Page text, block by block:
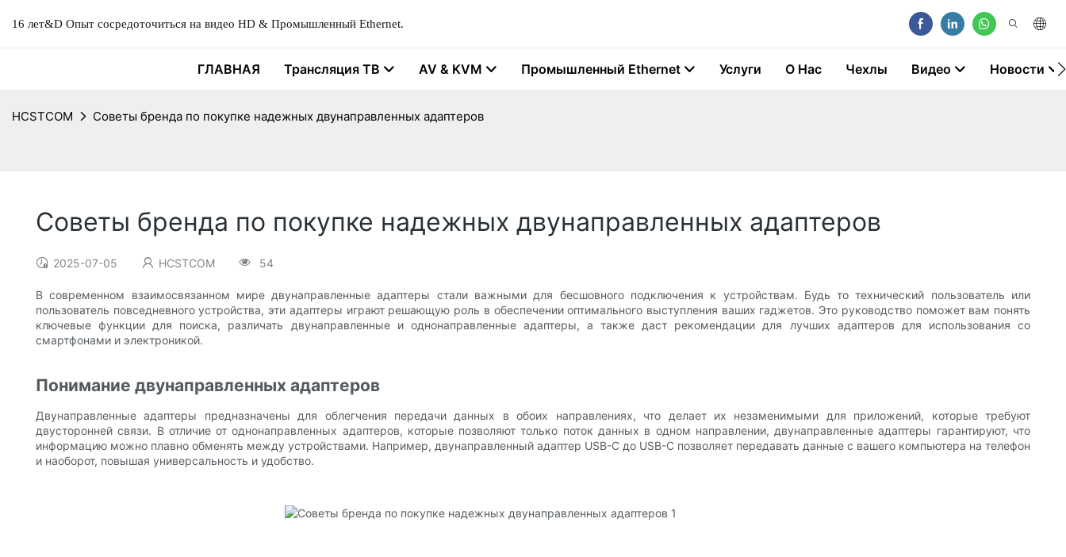
16 лет&D Опыт сосредоточиться на видео HD & Промышленный Ethernet.
ГЛАВНАЯ Трансляция ТВ AV & KVM Промышленный Ethernet Услуги О Нас Чехлы Видео Новости
HCSTCOM Советы бренда по покупке надежных двунаправленных адаптеров
Советы бренда по покупке надежных двунаправленных адаптеров
2025-07-05 HCSTCOM 54
В современном взаимосвязанном мире двунаправленные адаптеры стали важными для бесшовного подключения к устройствам. Будь то технический пользователь или
пользователь повседневного устройства, эти адаптеры играют решающую роль в обеспечении оптимального выступления ваших гаджетов. Это руководство поможет вам понять
ключевые функции для поиска, различать двунаправленные и однонаправленные адаптеры, а также даст рекомендации для лучших адаптеров для использования со
смартфонами и электроникой.
Понимание двунаправленных адаптеров
Двунаправленные адаптеры предназначены для облегчения передачи данных в обоих направлениях, что делает их незаменимыми для приложений, которые требуют
двусторонней связи. В отличие от однонаправленных адаптеров, которые позволяют только поток данных в одном направлении, двунаправленные адаптеры гарантируют, что
информацию можно плавно обменять между устройствами. Например, двунаправленный адаптер USB-C до USB-C позволяет передавать данные с вашего компьютера на телефон
и наоборот, повышая универсальность и удобство.